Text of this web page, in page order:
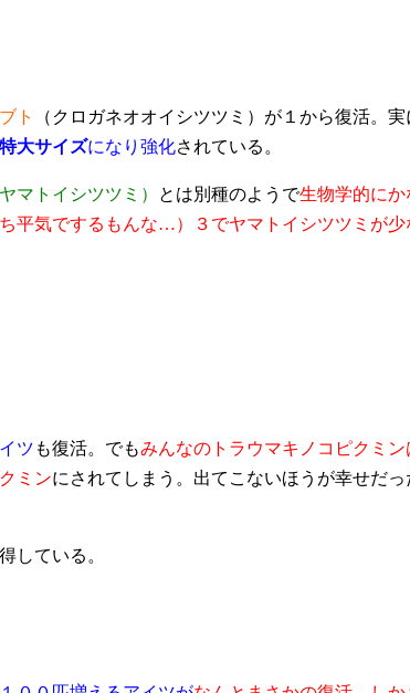
ト
（クロガネオオイシツツミ）が１から復活。
特大サイズになり強化されている。
マトイシツツミ） とは別種のようで生物学的にか
平気でするもんな…）３でヤマトイシツツミが少
ツ も復活。でもみんなのトラウマキノコピクミン
ミンにされてしまう。出てこないほうが幸せだっ
している。